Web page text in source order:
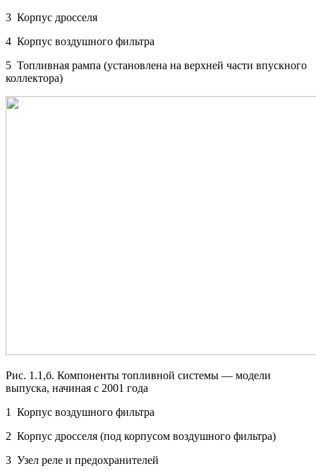
3 Корпус дросселя
4 Корпус воздушного фильтра
5 Топливная рампа (установлена на верхней части впускного
коллектора)
Рис. 1.1,б. Компоненты топливной системы — модели
выпуска, начиная с 2001 года
1 Корпус воздушного фильтра
2 Корпус дросселя (под корпусом воздушного фильтра)
3 Узел реле и предохранителей